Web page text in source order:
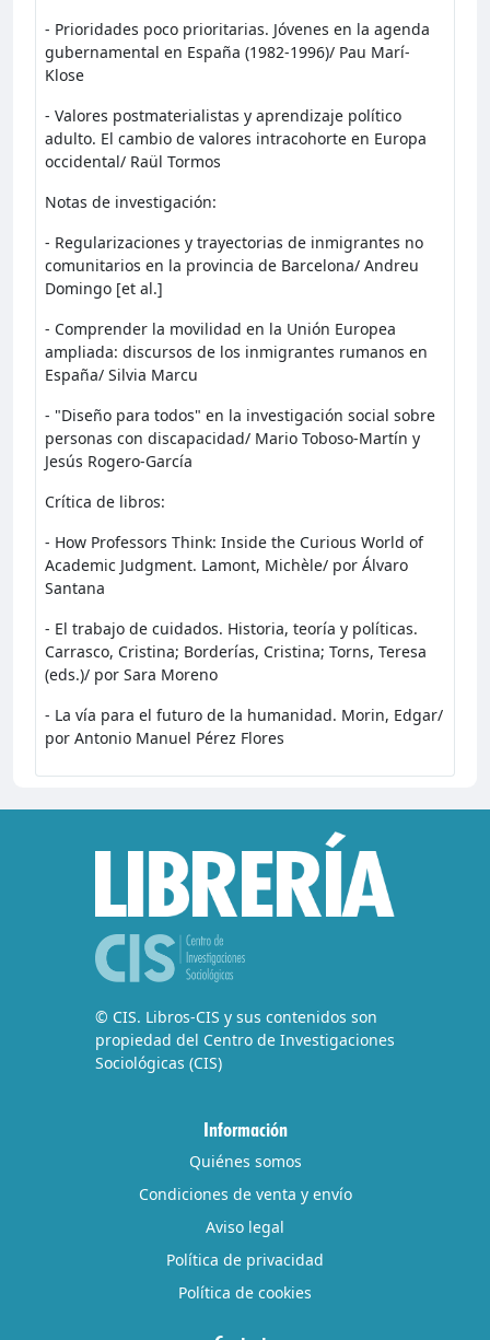
- Prioridades poco prioritarias. Jóvenes en la agenda
gubernamental en España (1982-1996)/ Pau Marí-
Klose
- Valores postmaterialistas y aprendizaje político
adulto. El cambio de valores intracohorte en Europa
occidental/ Raül Tormos
Notas de investigación:
- Regularizaciones y trayectorias de inmigrantes no
comunitarios en la provincia de Barcelona/ Andreu
Domingo [et al.]
- Comprender la movilidad en la Unión Europea
ampliada: discursos de los inmigrantes rumanos en
España/ Silvia Marcu
- "Diseño para todos" en la investigación social sobre
personas con discapacidad/ Mario Toboso-Martín y
Jesús Rogero-García
Crítica de libros:
- How Professors Think: Inside the Curious World of
Academic Judgment. Lamont, Michèle/ por Álvaro
Santana
- El trabajo de cuidados. Historia, teoría y políticas.
Carrasco, Cristina; Borderías, Cristina; Torns, Teresa
(eds.)/ por Sara Moreno
- La vía para el futuro de la humanidad. Morin, Edgar/
por Antonio Manuel Pérez Flores
© CIS. Libros-CIS y sus contenidos son
propiedad del Centro de Investigaciones
Sociológicas (CIS)
Información
Quiénes somos
Condiciones de venta y envío
Aviso legal
Política de privacidad
Política de cookies